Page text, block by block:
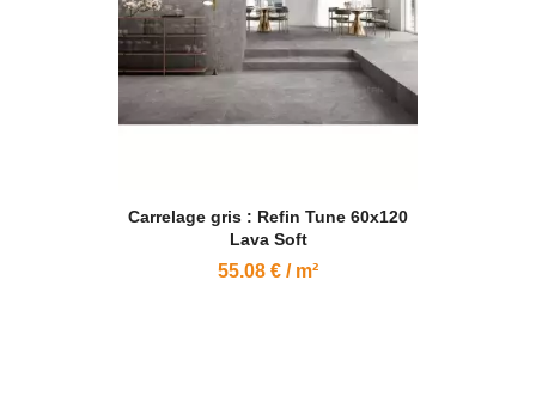
Carrelage gris : Refin Tune 60x120
Lava Soft
55.08 € / m²